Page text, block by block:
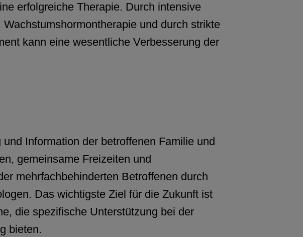
erfolgreiche Therapie. Durch intensive
und durch strikte
kann eine wesentliche Verbesserung der
Information der betroffenen Familie und
gemeinsame Freizeiten und
mehrfachbehinderten Betroffenen durch
Das wichtigste Ziel für die Zukunft ist
die spezifische Unterstützung bei der
bieten.